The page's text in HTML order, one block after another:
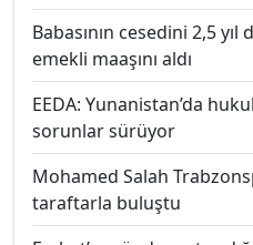
Babasının cesedini 2,5
emekli maaşını aldı
EEDA: Yunanistan’da
sorunlar sürüyor
Mohamed Salah
taraftarla buluştu